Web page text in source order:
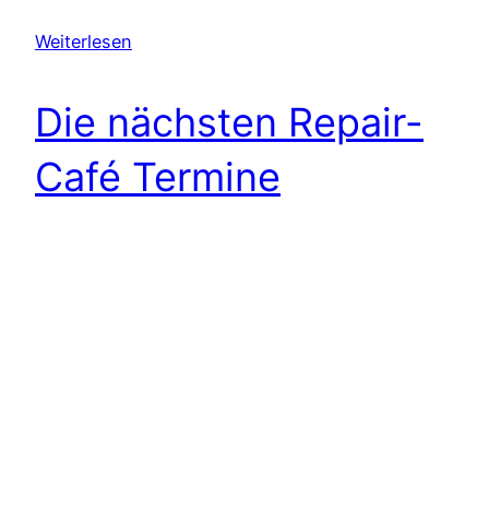
Weiterlesen
Die nächsten Repair-
Café Termine